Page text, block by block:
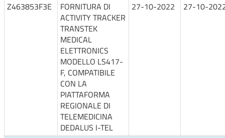
Z463853F3E
FORNITURA DI
ACTIVITY TRACKER
TRANSTEK
MEDICAL
ELETTRONICS
MODELLO LS417-
F, COMPATIBILE
CON LA
PIATTAFORMA
REGIONALE DI
TELEMEDICINA
DEDALUS I-TEL
27-10-2022 27-10-